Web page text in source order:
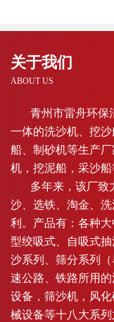
关于我们
ABOUT US
青州市雷舟环保
一体的洗沙机、挖
船、制砂机等生产
机，挖泥船，采沙船
多年来，该厂致
沙、选铁、淘金、
利。产品有：各种
型绞吸式、自吸式
沙系列、筛分系列
速公路、铁路所用
设备，筛沙机，风化
械设备等十八大系